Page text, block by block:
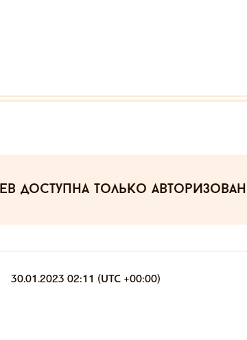
доступна только
30.01.2023 02:11 (UTC +00:00)